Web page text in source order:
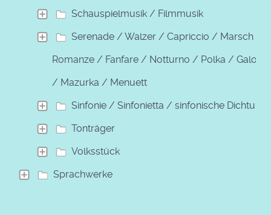
Schauspielmusik / Filmmusik
Serenade / Walzer / Capriccio / Marsch /
Romanze / Fanfare / Notturno / Polka / Galopp
/ Mazurka / Menuett
Sinfonie / Sinfonietta / sinfonische Dichtung
Tonträger
Volksstück
Sprachwerke